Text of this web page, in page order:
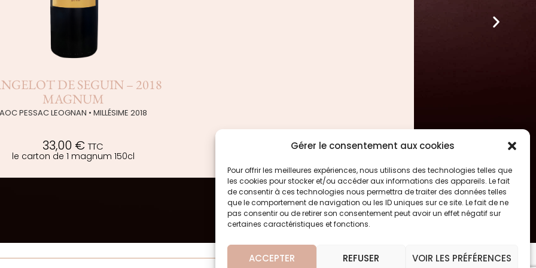
Gérer le consentement aux cookies
Pour offrir les meilleures expériences, nous utilisons des technologies telles que
les cookies pour stocker et/ou accéder aux informations des appareils. Le fait
de consentir à ces technologies nous permettra de traiter des données telles
que le comportement de navigation ou les ID uniques sur ce site. Le fait de ne
pas consentir ou de retirer son consentement peut avoir un effet négatif sur
certaines caractéristiques et fonctions.
ACCEPTER REFUSER VOIR LES PRÉFÉRENCES
DE SEGUIN – 2018
MAGNUM
PESSAC LEOGNAN • MILLÉSIME 2018
33,00 € TTC
le carton de 1 magnum 150cl